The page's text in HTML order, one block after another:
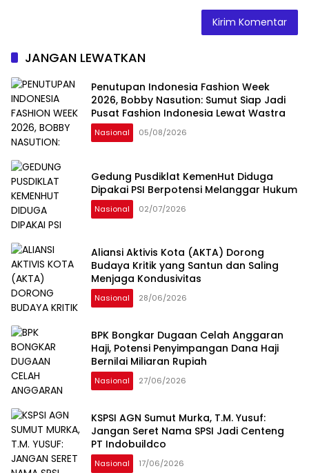
JANGAN LEWATKAN
Penutupan Indonesia Fashion Week
2026, Bobby Nasution: Sumut Siap Jadi
Pusat Fashion Indonesia Lewat Wastra
Nasional 05/08/2026
Gedung Pusdiklat KemenHut Diduga
Dipakai PSI Berpotensi Melanggar Hukum
Nasional 02/07/2026
Aliansi Aktivis Kota (AKTA) Dorong
Budaya Kritik yang Santun dan Saling
Menjaga Kondusivitas
Nasional 28/06/2026
BPK Bongkar Dugaan Celah Anggaran
Haji, Potensi Penyimpangan Dana Haji
Bernilai Miliaran Rupiah
Nasional 27/06/2026
KSPSI AGN Sumut Murka, T.M. Yusuf:
Jangan Seret Nama SPSI Jadi Centeng
PT Indobuildco
Nasional 17/06/2026